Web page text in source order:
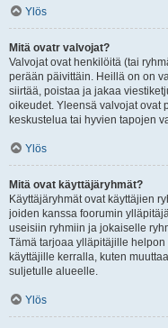
Ylös
Mitä ovatr valvojat?
Valvojat ovat henkilöitä (tai
perään päivittäin. Heillä on on
siirtää, poistaa ja jakaa
oikeudet. Yleensä valvojat ovat
keskustelua tai hyvien tapojen
Ylös
Mitä ovat käyttäjäryhmät?
Käyttäjäryhmät ovat käyttäjien
joiden kanssa foorumin
useisiin ryhmiin ja jokaiselle
Tämä tarjoaa ylläpitäjille
käyttäjille kerralla, kuten
suljetulle alueelle.
Ylös